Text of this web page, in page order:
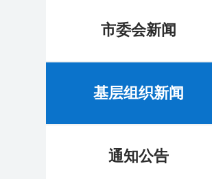
市委会新闻
基层组织新闻
通知公告